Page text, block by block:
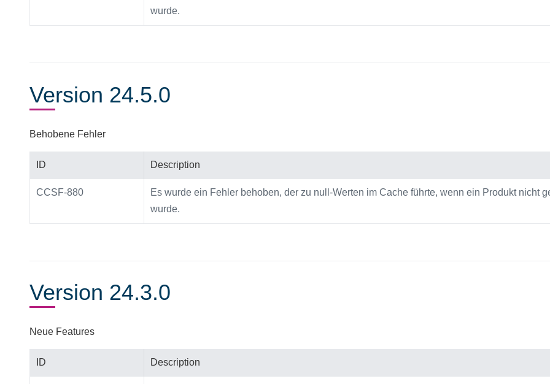
wurde.
Version 24.5.0
Behobene Fehler
ID Description
CCSF-880
Es wurde ein Fehler behoben, der zu null-Werten im Cache führte, wenn ein Produkt nicht
wurde.
Version 24.3.0
Neue Features
ID Description